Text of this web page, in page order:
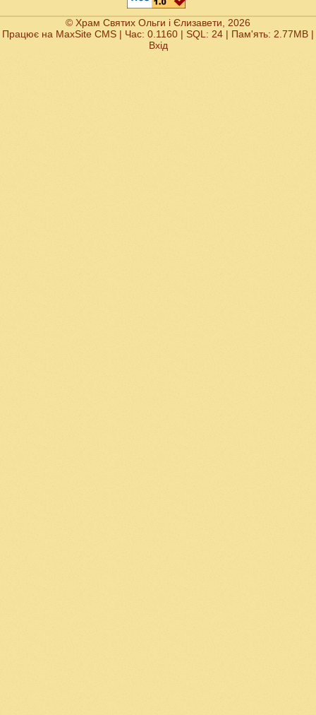
© Храм Святих Ольги і Єлизавети, 2026
Працює на MaxSite CMS | Час: 0.1160 | SQL: 24 | Пам'ять: 2.77MB |
Вхід